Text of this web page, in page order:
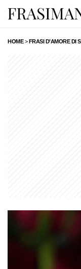
HOME>FRASI D’AMORE DI